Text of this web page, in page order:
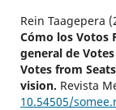
Rein Taagepera
Cómo los Votos
general de
Votes from
vision. Revista
10.54505/